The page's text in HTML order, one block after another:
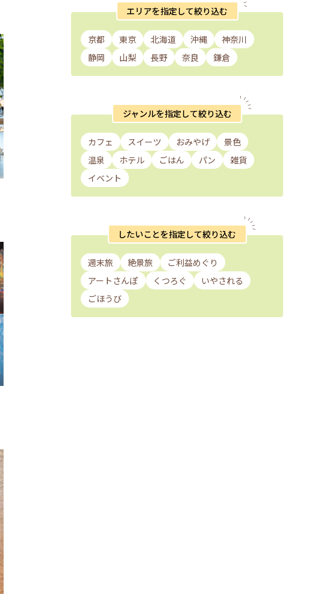
エリアを指定して絞り込む
京都 東京 北海道 沖縄
神奈川
静岡
山梨 長野 奈良 鎌倉
ジャンルを指定して絞り込む
カフェ スイーツ おみやげ
景色
温泉
ホテル ごはん パン
雑貨
イベント
したいことを指定して絞り込む
週末旅 絶景旅
ご利益めぐり
アートさんぽ
くつろぐ
いやされる
ごほうび